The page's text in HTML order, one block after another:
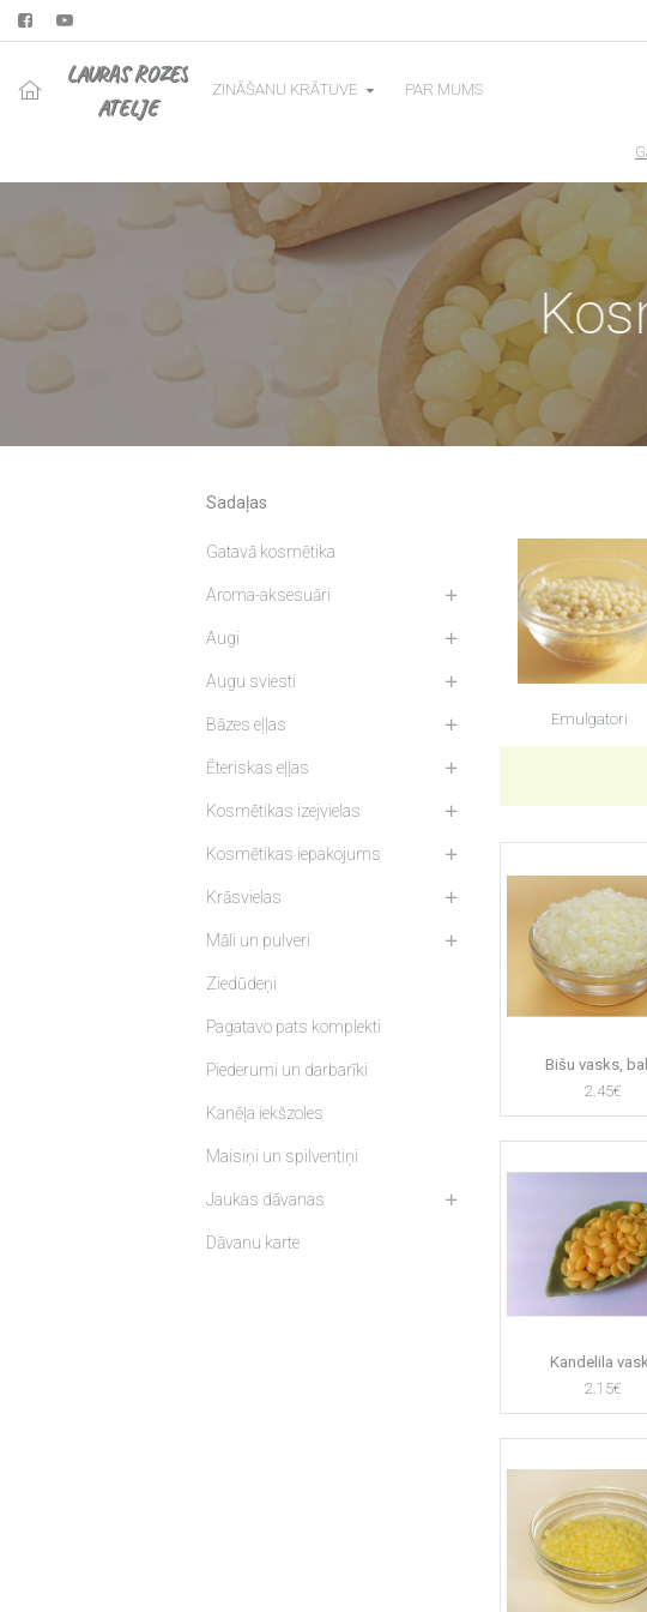
LAURAS ROZES
ATELJE
ZINĀŠANU KRĀTUVE PAR MUMS
Sadaļas
Gatavā kosmētika
Aroma-aksesuāri
Augi
Augu sviesti
Bāzes eļļas
Ēteriskas eļļas
Kosmētikas izejvielas
Kosmētikas iepakojums
Krāsvielas
Māli un pulveri
Ziedūdeņi
Pagatavo pats komplekti
Piederumi un darbarīki
Kanēļa iekšzoles
Maisiņi un spilventiņi
Jaukas dāvanas
Dāvanu karte
Emulgatori
Bišu vasks,
2.45€
Kandelila
2.15€